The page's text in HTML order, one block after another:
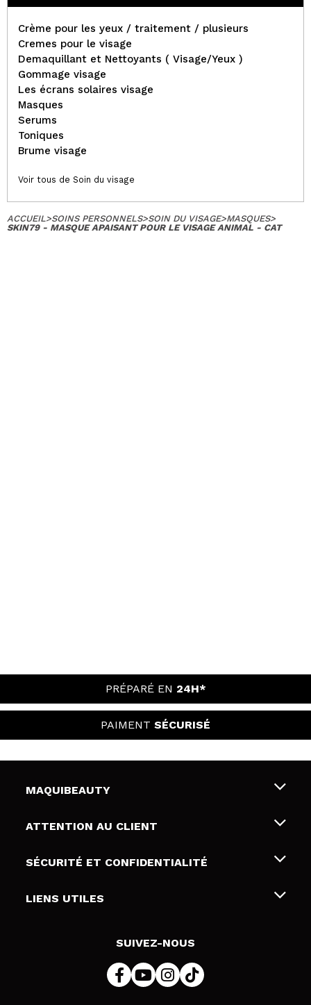
Crème pour les yeux / traitement / plusieurs
Cremes pour le visage
Demaquillant et Nettoyants ( Visage/Yeux )
Gommage visage
Les écrans solaires visage
Masques
Serums
Toniques
Brume visage
Voir tous de Soin du visage
ACCUEIL>SOINS PERSONNELS>SOIN DU VISAGE>MASQUES>
SKIN79 - MASQUE APAISANT POUR LE VISAGE ANIMAL - CAT
PRÉPARÉ EN 24H*
PAIMENT SÉCURISÉ
MAQUIBEAUTY
Qui sommes nous
Cartes-cadeaux
ATTENTION AU CLIENT
Livraison & retour
Modes de paiement
SÉCURITÉ ET CONFIDENTIALITÉ
Conditions et confidentialité
LIENS UTILES
SUIVEZ-NOUS